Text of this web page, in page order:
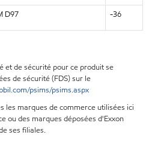
D97 -36
et de sécurité pour ce produit se
de sécurité (FDS) sur le
psims/psims.aspx
les marques de commerce utilisées ici
ou des marques déposées d'Exxon
ses filiales.